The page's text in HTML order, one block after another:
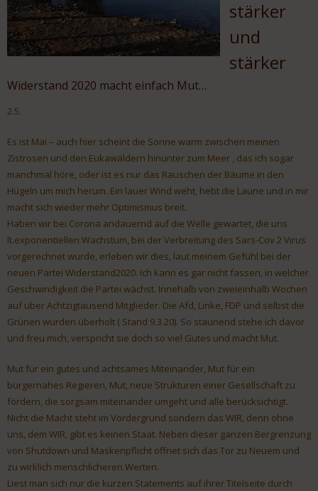
stärker
und
stärker
Widerstand 2020 macht einfach Mut…
2.5.
Es ist Mai – auch hier scheint die Sonne warm zwischen meinen
Zistrosen und den Eukawäldern hinunter zum Meer , das ich sogar
manchmal höre, oder ist es nur das Rauschen der Bäume in den
Hügeln um mich herum. Ein lauer Wind weht, hebt die Laune und in mir
macht sich wieder mehr Optimismus breit.
Haben wir bei Corona andauernd auf die Welle gewartet, die uns
lt.exponentiellen Wachstum, bei der Verbreitung des Sars-Cov 2 Virus
vorgerechnet wurde, erleben wir dies, laut meinem Gefühl bei der
neuen Partei Widerstand2020. Ich kann es gar nicht fassen, in welcher
Geschwindigkeit die Partei wächst. Innehalb von zweieinhalb Wochen
auf über Achtzigtausend Mitglieder. Die Afd, Linke, FDP und selbst die
Grünen wurden überholt ( Stand 9.3.20). So staunend stehe ich davor
und freu mich, verspricht sie doch so viel Gutes und macht Mut.
Mut für ein gutes und achtsames Miteinander, Mut für ein
bürgernahes Regieren, Mut, neue Strukturen einer Gesellschaft zu
fördern, die sorgsam miteinander umgeht und alle berücksichtigt.
Nicht die Macht steht im Vordergrund sondern das WIR, denn ohne
uns, dem WIR, gibt es keinen Staat. Neben dieser ganzen Bergrenzung
von Shutdown und Maskenpflicht öffnet sich das Tor zu Neuem und
zu wirklich menschlicheren Werten.
Liest man sich nur die kurzen Statements auf ihrer Titelseite durch